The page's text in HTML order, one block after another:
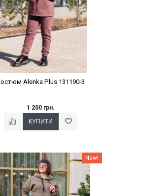
Alenka Plus 131190-3
1 200 грн.
Наклейки Варіант з % New!